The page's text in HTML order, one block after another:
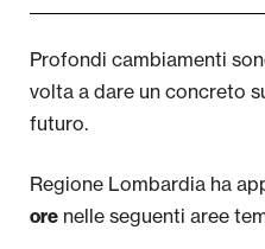
Profondi cambiamenti
volta a dare un concreto
futuro.
Regione Lombardia ha
ore nelle seguenti aree